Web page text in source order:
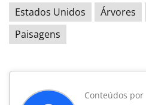
Estados Unidos
Árvores
Paisagens
Conteúdos por